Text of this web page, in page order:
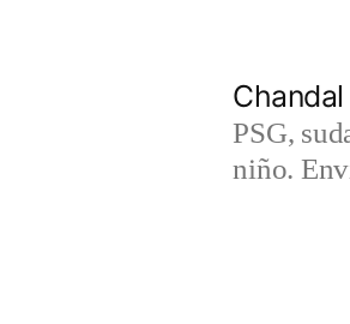
PSG,
niño.